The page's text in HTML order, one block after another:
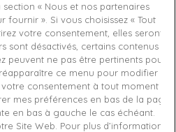
produit
« Nous et nos partenaires
fournir ». Si vous choisissez « Tout
votre consentement, elles seront
sont désactivés, certains contenus et
peuvent ne pas être pertinents pour
ce menu pour modifier
consentement à tout moment
mes préférences en bas de la page
en bas à gauche le cas échéant.
Site Web. Pour plus d’informations,